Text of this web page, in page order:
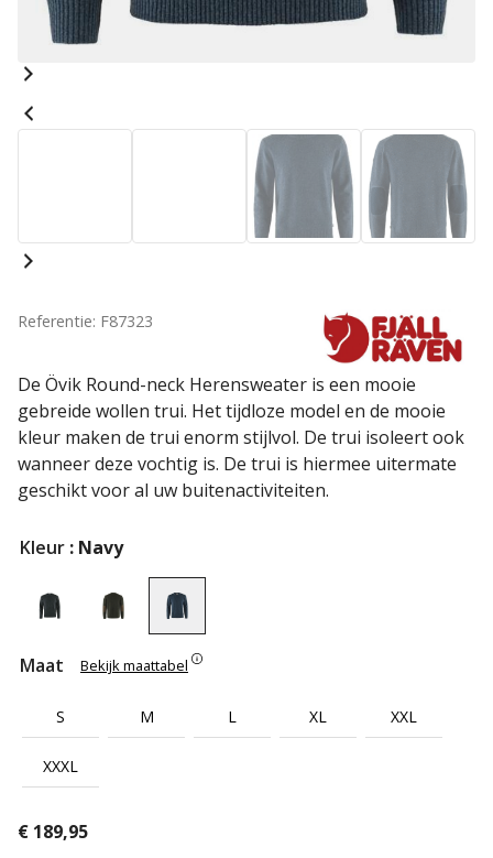
Referentie: F87323
De Övik Round-neck Herensweater is een mooie
gebreide wollen trui. Het tijdloze model en de mooie
kleur maken de trui enorm stijlvol. De trui isoleert ook
wanneer deze vochtig is. De trui is hiermee uitermate
geschikt voor al uw buitenactiviteiten.
Kleur : Navy
Maat Bekijk maattabel
S M L XL XXL
XXXL
€ 189,95